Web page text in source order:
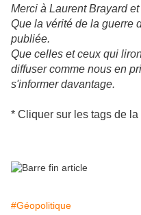
Merci à Laurent Brayard
Que la vérité de la guerre
publiée.
Que celles et ceux qui
diffuser comme nous en
s'informer davantage.
* Cliquer sur les tags de la
#Géopolitique